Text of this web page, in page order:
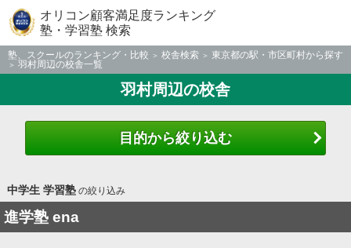
オリコン顧客満足度ランキング
塾・学習塾 検索
塾、スクールのランキング・比較 校舎検索
東京都の駅・市区町村から探す
羽村周辺の校舎一覧
羽村周辺の校舎
目的から絞り込む
中学生 学習塾の絞り込み
進学塾 ena